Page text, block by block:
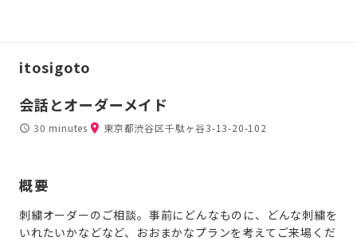
itosigoto
会話とオーダーメイド
30 minutes 東京都渋谷区千駄ヶ谷3-13-20-102
概要
刺繍オーダーのご相談。事前にどんなものに、どんな刺繍を
いれたいかなどなど、おおまかなプランを考えてご来場くだ